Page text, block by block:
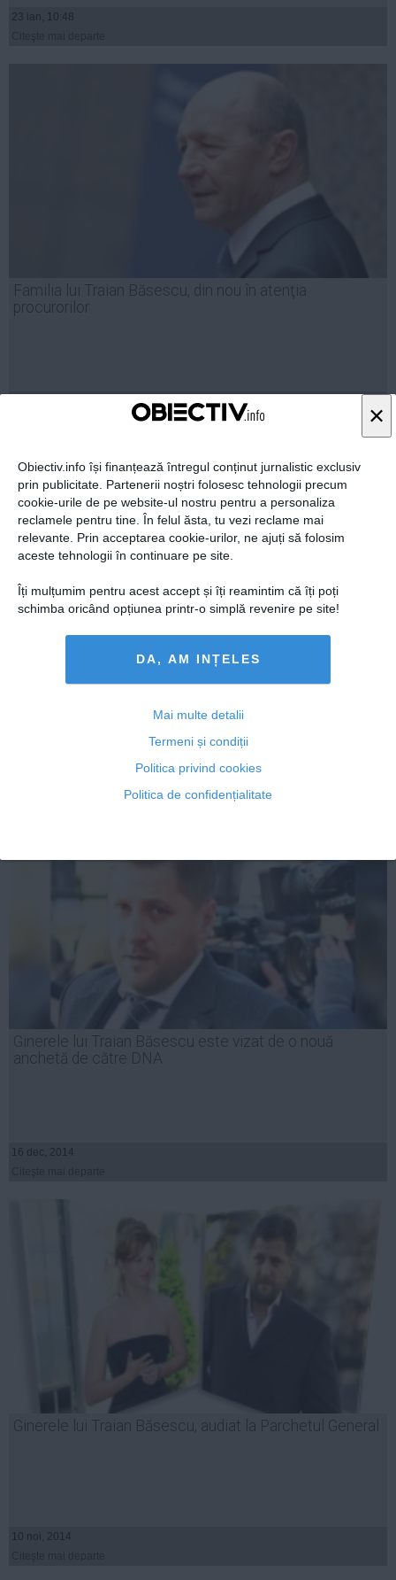
×
Obiectiv.info își finanțează întregul conținut jurnalistic exclusiv
prin publicitate. Partenerii noștri folosesc tehnologii precum
cookie-urile de pe website-ul nostru pentru a personaliza
reclamele pentru tine. În felul ăsta, tu vezi reclame mai
relevante. Prin acceptarea cookie-urilor, ne ajuți să folosim
aceste tehnologii în continuare pe site.
Îți mulțumim pentru acest accept și îți reamintim că îți poți
schimba oricând opțiunea printr-o simplă revenire pe site!
DA, AM INȚELES
Mai multe detalii
Termeni și condiții
Politica privind cookies
Politica de confidențialitate
23 ian, 10:48
Familia lui Traian Băsescu, din nou în atenţia
procurorilor
Ginerele lui Traian Băsescu este vizat de o nouă
anchetă de către DNA
16 dec, 2014
Ginerele lui Traian Băsescu, audiat la Parchetul General
10 noi, 2014